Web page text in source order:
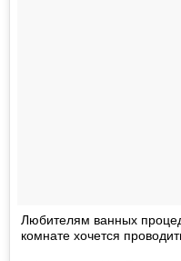
Любителям ванных
комнате хочется